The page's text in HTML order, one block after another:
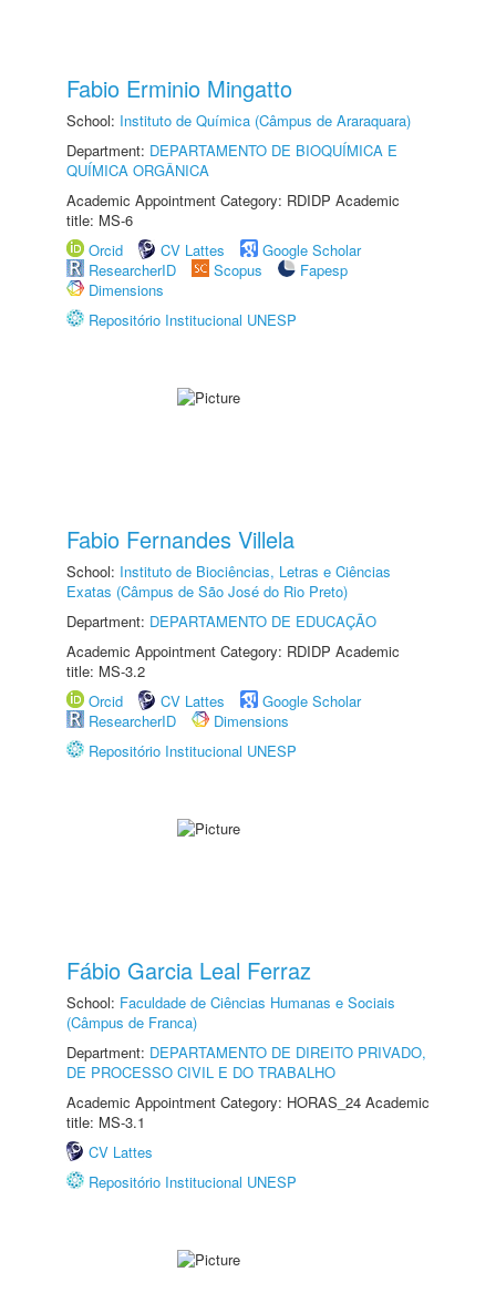
Fabio Erminio Mingatto
School: Instituto de Química (Câmpus de Araraquara)
Department: DEPARTAMENTO DE BIOQUÍMICA E
QUÍMICA ORGÂNICA
Academic Appointment Category: RDIDP Academic
title: MS-6
Orcid
CV Lattes
Google Scholar
ResearcherID
Scopus
Fapesp
Dimensions
Repositório Institucional UNESP
Fabio Fernandes Villela
School: Instituto de Biociências, Letras e Ciências
Exatas (Câmpus de São José do Rio Preto)
Department: DEPARTAMENTO DE EDUCAÇÃO
Academic Appointment Category: RDIDP Academic
title: MS-3.2
Orcid
CV Lattes
Google Scholar
ResearcherID
Dimensions
Repositório Institucional UNESP
Fábio Garcia Leal Ferraz
School: Faculdade de Ciências Humanas e Sociais
(Câmpus de Franca)
Department: DEPARTAMENTO DE DIREITO PRIVADO,
DE PROCESSO CIVIL E DO TRABALHO
Academic Appointment Category: HORAS_24 Academic
title: MS-3.1
CV Lattes
Repositório Institucional UNESP